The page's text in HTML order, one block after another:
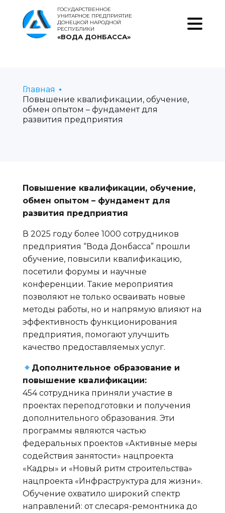
ГОСУДАРСТВЕННОЕ
УНИТАРНОЕ ПРЕДПРИЯТИЕ
ДОНЕЦКОЙ НАРОДНОЙ
РЕСПУБЛИКИ
«ВОДА ДОНБАССА»
Главная
Повышение квалификации, обучение,
обмен опытом – фундамент для
развития предприятия
Повышение квалификации, обучение,
обмен опытом – фундамент для
развития предприятия
В 2025 году более 1000 сотрудников
предприятия “Вода Донбасса” прошли
обучение, повысили квалификацию,
посетили форумы и научные
конференции. Такие мероприятия
позволяют не только осваивать новые
методы работы, но и напрямую влияют на
эффективность функционирования
предприятия, помогают улучшить
качество предоставляемых услуг.
Дополнительное образование и
повышение квалификации:
454 сотрудника приняли участие в
проектах переподготовки и получения
дополнительного образования. Эти
программы являются частью
федеральных проектов «Активные меры
содействия занятости» нацпроекта
«Кадры» и «Новый ритм строительства»
нацпроекта «Инфраструктура для жизни».
Обучение охватило широкий спектр
направлений: от слесаря-ремонтника до